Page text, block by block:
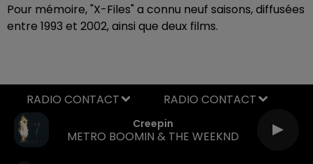
Pour mémoire, "X-Files" a connu neuf saisons, diffusées
entre 1993 et 2002, ainsi que deux films.
Creepin
METRO BOOMIN & THE WEEKND
RADIO CONTACT